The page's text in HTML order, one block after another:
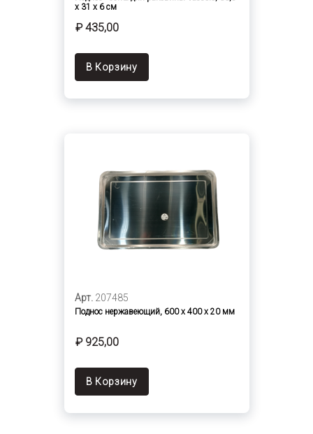
x 31 x 6 см
₽ 435,00
В Корзину
Арт. 207485
Поднос нержавеющий, 600 х 400 х 20 мм
₽ 925,00
В Корзину